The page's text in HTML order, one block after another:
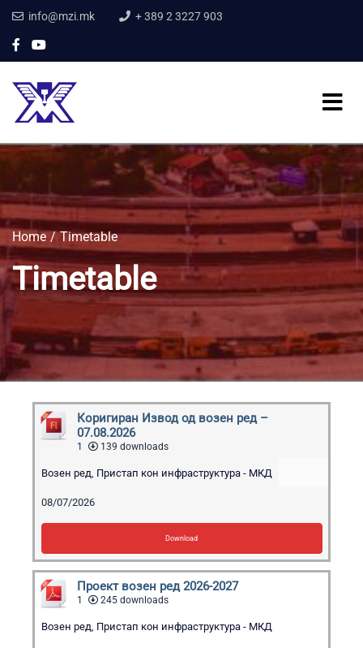
info@mzi.mk + 389 2 3227 903
Home Timetable
Timetable
Коригиран Извод од возен ред –
07.08.2026
1 139 downloads
Возен ред Пристап кон инфраструктура - МКД
08/07/2026
Download
Проект возен ред 2026-2027
1 245 downloads
Возен ред Пристап кон инфраструктура - МКД